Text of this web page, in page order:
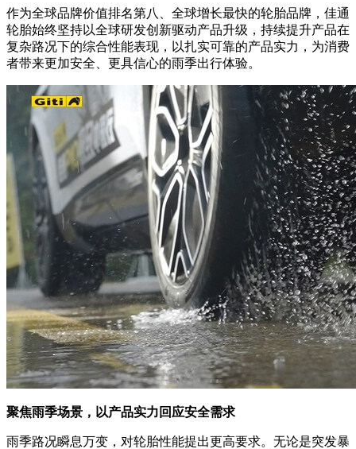
作为全球品牌价值排名第八、全球增长最快的轮胎品牌，佳通
轮胎始终坚持以全球研发创新驱动产品升级，持续提升产品在
复杂路况下的综合性能表现，以扎实可靠的产品实力，为消费
者带来更加安全、更具信心的雨季出行体验。
聚焦雨季场景，以产品实力回应安全需求
雨季路况瞬息万变，对轮胎性能提出更高要求。无论是突发暴